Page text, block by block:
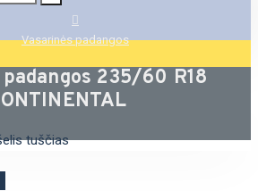
tuščias
Vasarinės padangos
235/60 R18